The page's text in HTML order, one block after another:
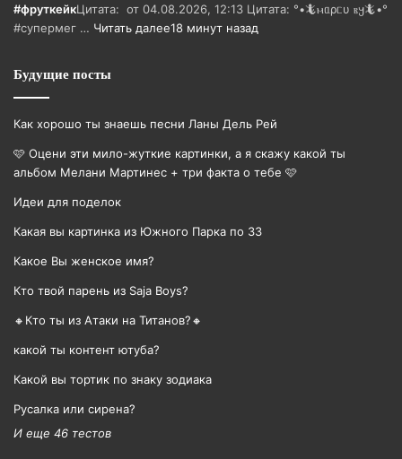
#фруткейкЦитата: ㅤ от 04.08.2026, 12:13 Цитата: °•🦎ⲙᥲρᥴυ ⲃ𐔤🦎•°
#супермег … Читать далее18 минут назад
Будущие посты
Как хорошо ты знаешь песни Ланы Дель Рей
🩷 Оцени эти мило-жуткие картинки, а я скажу какой ты
альбом Мелани Мартинес + три факта о тебе 🩷
Идеи для поделок
Какая вы картинка из Южного Парка по ЗЗ
Какое Вы женское имя?
Кто твой парень из Saja Boys?
🔸Кто ты из Атаки на Титанов?🔸
какой ты контент ютуба?
Какой вы тортик по знаку зодиака
Русалка или сирена?
И еще 46 тестов